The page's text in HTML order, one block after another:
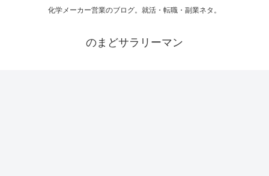
化学メーカー営業のブログ。就活・転職・副業ネタ。
のまどサラリーマン